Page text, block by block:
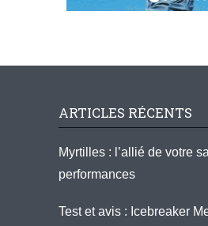
ARTICLES RÉCENTS
Myrtilles : l’allié de votre
performances
Test et avis : Icebreaker